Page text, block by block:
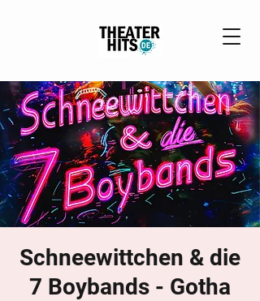
Schneewittchen & die
7 Boybands - Gotha